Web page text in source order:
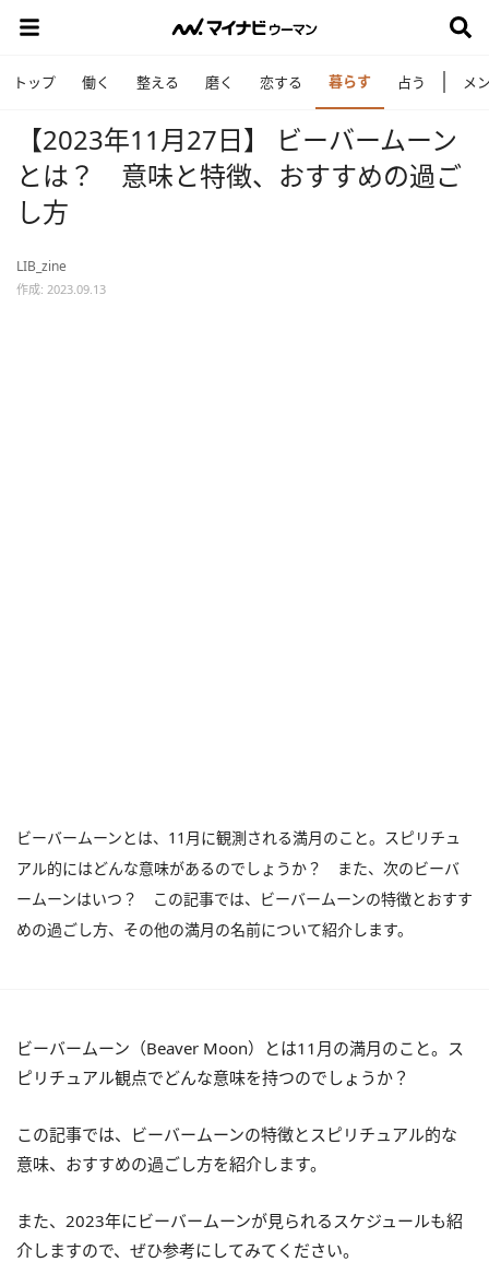
トップ 働く 整える 磨く 恋する 暮らす 占う メ
【2023年11月27日】 ビーバームーン
とは？ 意味と特徴、おすすめの過ご
し方
LIB_zine
作成: 2023.09.13
ビーバームーンとは、11月に観測される満月のこと。スピリチュ
アル的にはどんな意味があるのでしょうか？ また、次のビーバ
ームーンはいつ？ この記事では、ビーバームーンの特徴とおすす
めの過ごし方、その他の満月の名前について紹介します。
ビーバームーン（Beaver Moon）とは11月の満月のこと。ス
ピリチュアル観点でどんな意味を持つのでしょうか？
この記事では、ビーバームーンの特徴とスピリチュアル的な
意味、おすすめの過ごし方を紹介します。
また、2023年にビーバームーンが見られるスケジュールも紹
介しますので、ぜひ参考にしてみてください。